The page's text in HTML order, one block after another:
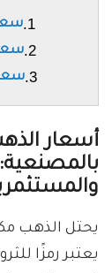
سعر
سعر
سعر
يحتل الذهب
يعتبر رمزًا